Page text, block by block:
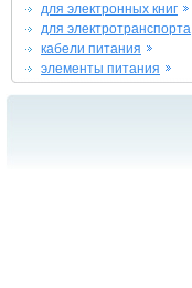
для электронных книг
для электротранспорта
кабели питания
элементы питания